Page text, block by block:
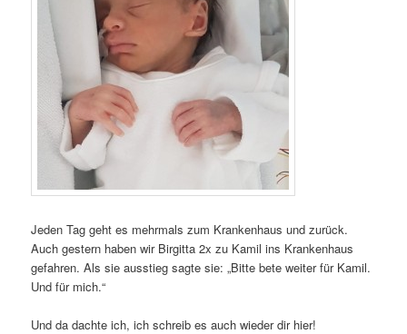
Jeden Tag geht es mehrmals zum Krankenhaus und zurück.
Auch gestern haben wir Birgitta 2x zu Kamil ins Krankenhaus
gefahren. Als sie ausstieg sagte sie: „Bitte bete weiter für Kamil.
Und für mich.“
Und da dachte ich, ich schreib es auch wieder dir hier!